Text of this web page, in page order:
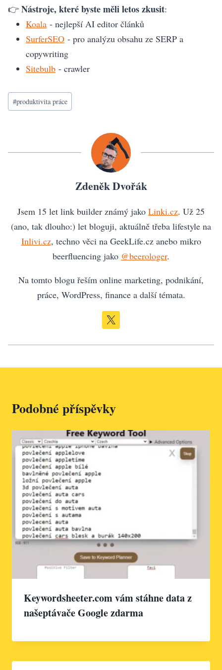
👉 Nástroje, které byste měli letos zkusit:
Koala - nejlepší AI editor článků
SurferSEO - pro analýzu obsahu ze SERP a
copywriting
Sitebulb - crawler
Štítky
příspěvků:
#produktivita práce
Zdeněk Dvořák
Jsem 15 let link builder známý jako Linki.cz. Už 25
(ano, tak dlouho:) let bloguji, aktuálně třeba lifestyle na
Inlivi.cz, techno věci na GeekLife.cz anebo mikro
beerfluencing jako @beerologer.
Na tomto blogu řeším online marketing, podnikání,
práce, WordPress, finance a další témata.
Podobné příspěvky
Keywordsheeter.com vám stáhne data z
našeptávače Google zdarma